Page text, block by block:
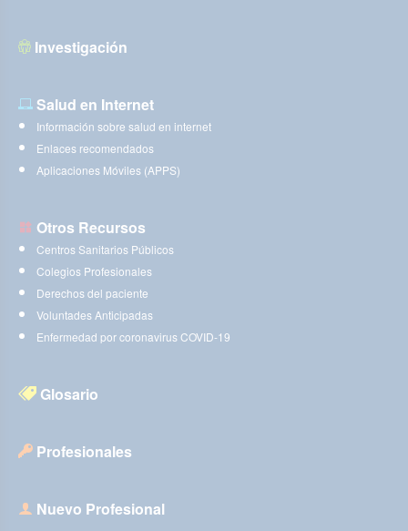
Investigación
Salud en Internet
Información sobre salud en internet
Enlaces recomendados
Aplicaciones Móviles (APPS)
Otros Recursos
Centros Sanitarios Públicos
Colegios Profesionales
Derechos del paciente
Voluntades Anticipadas
Enfermedad por coronavirus COVID-19
Glosario
Profesionales
Nuevo Profesional